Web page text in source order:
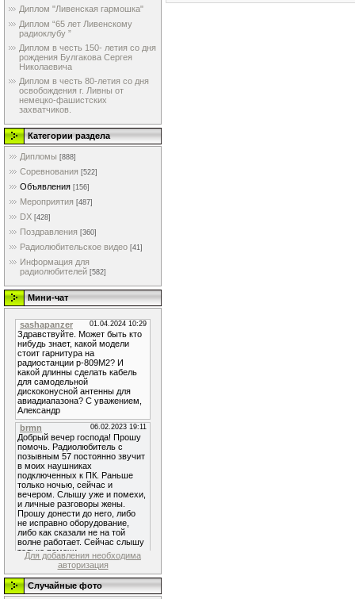
Диплом "Ливенская гармошка"
Диплом “65 лет Ливенскому
радиоклубу ”
Диплом в честь 150- летия со дня
рождения Булгакова Сергея
Николаевича
Диплом в честь 80-летия со дня
освобождения г. Ливны от
немецко-фашистских
захватчиков.
Категории раздела
Дипломы [888]
Соревнования [522]
Объявления [156]
Мероприятия [487]
DX [428]
Поздравления [360]
Радиолюбительское видео [41]
Информация для
радиолюбителей [582]
Мини-чат
Для добавления необходима
авторизация
Случайные фото